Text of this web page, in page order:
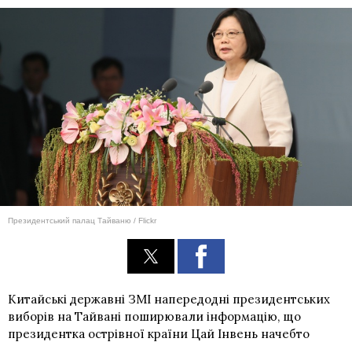
Президентський палац Тайваню / Flickr
Китайські державні ЗМІ напередодні президентських
виборів на Тайвані поширювали інформацію, що
президентка острівної країни Цай Інвень начебто